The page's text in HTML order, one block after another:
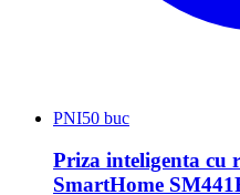
PNI50 buc
Priza inteligenta cu
SmartHome